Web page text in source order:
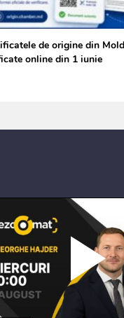
de origine din
online din 1 iunie